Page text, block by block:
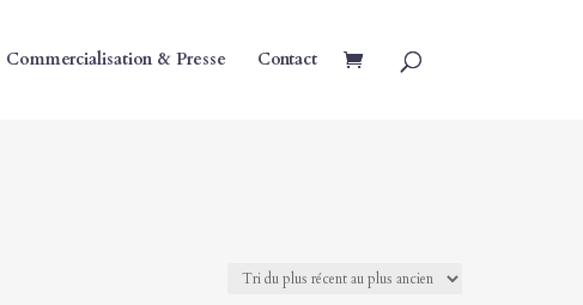
Commercialisation & Presse Contact